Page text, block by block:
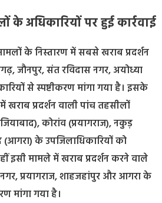
के अधिकारियों पर हुई कार्रवाई
के निस्तारण में सबसे खराब प्रदर्शन
जौनपुर, संत रविदास नगर, अयोध्या
से स्पष्टीकरण मांगा गया है। इसके
प्रदर्शन वाली पांच तहसीलों
कोरांव (प्रयागराज), नकुड़
के उपजिलाधिकारियों को
इसी मामले में खराब प्रदर्शन करने वाले
प्रयागराज, शाहजहांपुर और आगरा के
मांगा गया है।